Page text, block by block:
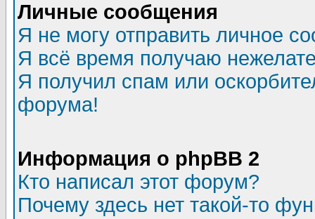
Личные сообщения
Я не могу отправить личное
Я всё время получаю
Я получил спам или
форума!
Информация о phpBB 2
Кто написал этот форум?
Почему здесь нет такой-то